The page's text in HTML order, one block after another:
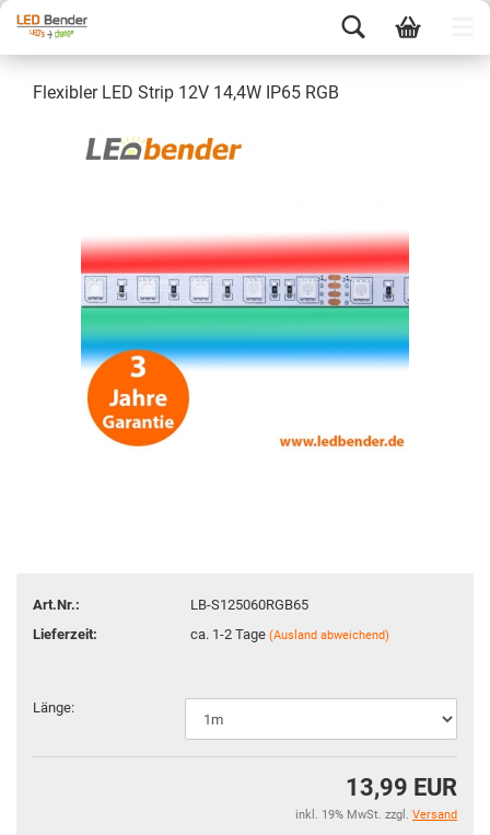
Flexibler LED Strip 12V 14,4W IP65 RGB
Art.Nr.:
LB-S125060RGB65
Lieferzeit:
ca. 1-2 Tage(Ausland abweichend)
Länge:
13,99 EUR
inkl. 19% MwSt. zzgl. Versand